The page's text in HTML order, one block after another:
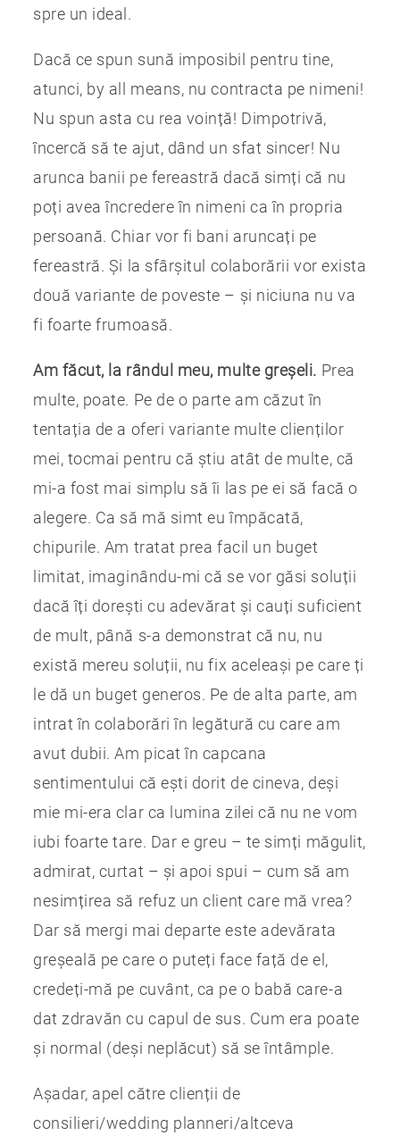
spre un ideal.
Dacă ce spun sună imposibil pentru tine,
atunci, by all means, nu contracta pe nimeni!
Nu spun asta cu rea voință! Dimpotrivă,
încercă să te ajut, dând un sfat sincer! Nu
arunca banii pe fereastră dacă simți că nu
poți avea încredere în nimeni ca în propria
persoană. Chiar vor fi bani aruncați pe
fereastră. Și la sfârșitul colaborării vor exista
două variante de poveste – și niciuna nu va
fi foarte frumoasă.
Am făcut, la rândul meu, multe greșeli. Prea
multe, poate. Pe de o parte am căzut în
tentația de a oferi variante multe clienților
mei, tocmai pentru că știu atât de multe, că
mi-a fost mai simplu să îi las pe ei să facă o
alegere. Ca să mă simt eu împăcată,
chipurile. Am tratat prea facil un buget
limitat, imaginându-mi că se vor găsi soluții
dacă îți dorești cu adevărat și cauți suficient
de mult, până s-a demonstrat că nu, nu
există mereu soluții, nu fix aceleași pe care ți
le dă un buget generos. Pe de alta parte, am
intrat în colaborări în legătură cu care am
avut dubii. Am picat în capcana
sentimentului că ești dorit de cineva, deși
mie mi-era clar ca lumina zilei că nu ne vom
iubi foarte tare. Dar e greu – te simți măgulit,
admirat, curtat – și apoi spui – cum să am
nesimțirea să refuz un client care mă vrea?
Dar să mergi mai departe este adevărata
greșeală pe care o puteți face față de el,
credeți-mă pe cuvânt, ca pe o babă care-a
dat zdravăn cu capul de sus. Cum era poate
și normal (deși neplăcut) să se întâmple.
Așadar, apel către clienții de
consilieri/wedding planneri/altceva